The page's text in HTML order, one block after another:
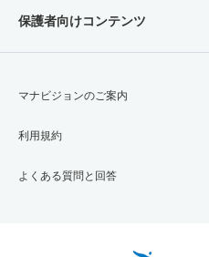
保護者向けコンテンツ
マナビジョンのご案内
利用規約
よくある質問と回答